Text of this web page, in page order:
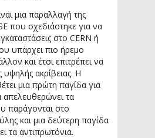
μια παραλλαγή της
που σχεδιάστηκε για να
στο CERN ή
υπάρχει πιο ήρεμο
και έτσι επιτρέπει να
υψηλής ακρίβειας. Η
μια πρώτη παγίδα για
απελευθερώνει τα
παράγονται στο
και μια δεύτερη παγίδα
τα αντιπρωτόνια.